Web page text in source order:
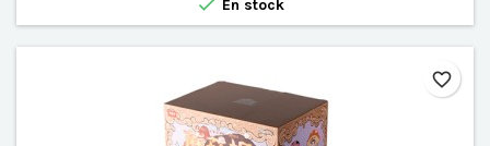
 En stock
favorite_border